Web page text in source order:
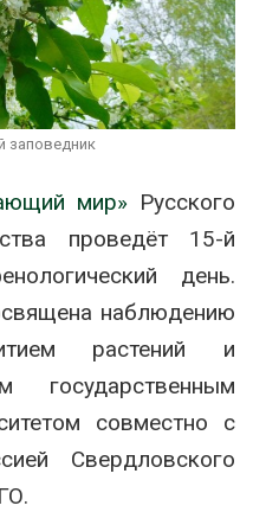
заповедник
мир»Русского
проведёт 15-й
день.
наблюдению
растений и
государственным
совместно с
Свердловского